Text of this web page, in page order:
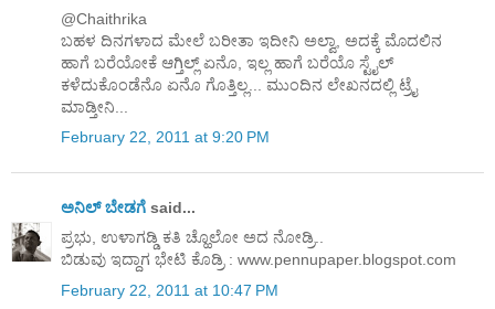
@Chaithrika
ಬಹಳ ದಿನಗಳಾದ ಮೇಲೆ ಬರೀತಾ ಇದೀನಿ ಅಲ್ವಾ, ಅದಕ್ಕೆ ಮೊದಲಿನ
ಹಾಗೆ ಬರೆಯೋಕೆ ಆಗ್ತಿಲ್ಲ್ ಏನೊ, ಇಲ್ಲ ಹಾಗೆ ಬರೆಯೊ ಸ್ಟೈಲ್
ಕಳೆದುಕೊಂಡೆನೊ ಏನೊ ಗೊತ್ತಿಲ್ಲ... ಮುಂದಿನ ಲೇಖನದಲ್ಲಿ ಟ್ರೈ
ಮಾಡ್ತೀನಿ...
February 22, 2011 at 9:20 PM
ಅನಿಲ್ ಬೇಡಗೆ said...
ಪ್ರಭು, ಉಳಾಗಡ್ಡಿ ಕತಿ ಚ್ಹೊಲೋ ಅದ ನೋಡ್ರಿ..
ಬಿಡುವು ಇದ್ದಾಗ ಭೇಟಿ ಕೊಡ್ರಿ : www.pennupaper.blogspot.com
February 22, 2011 at 10:47 PM